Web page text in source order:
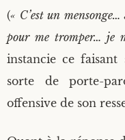
(« C’est un
pour me trom­per… je
ins­tan­cie ce
sorte de porte-
offen­sive de son